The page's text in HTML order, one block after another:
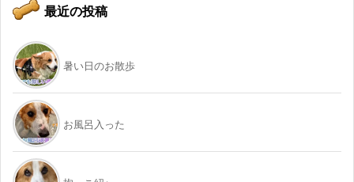
最近の投稿
暑い日のお散歩
お風呂入った